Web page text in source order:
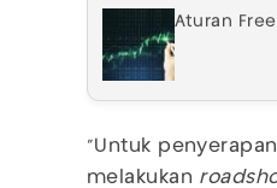
Aturan
"Untuk
melakukan